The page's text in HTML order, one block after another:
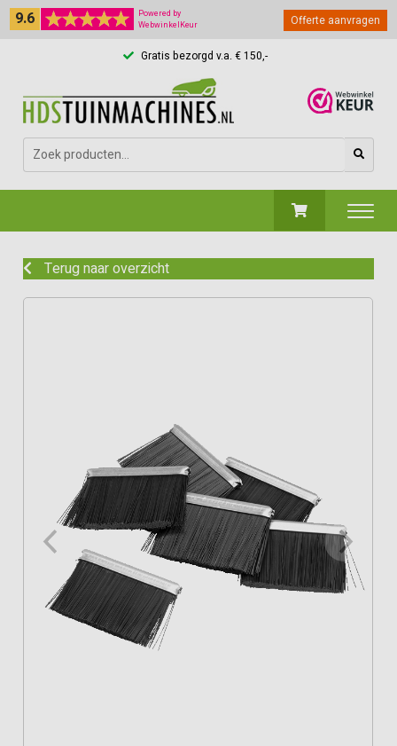
Gratis bezorgd v.a. € 150,-
9.6
Powered by
WebwinkelKeur
Offerte aanvragen
Zoeken
naar:
Terug naar overzicht